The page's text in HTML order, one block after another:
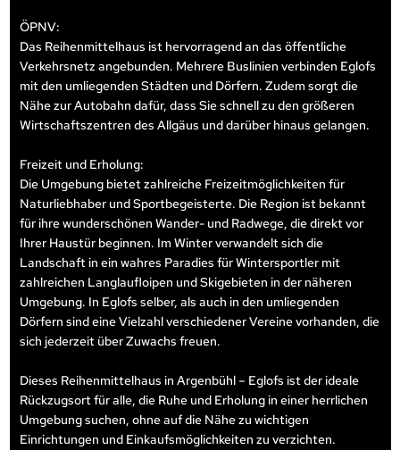
ÖPNV:
Das Reihenmittelhaus ist hervorragend an das öffentliche
Verkehrsnetz angebunden. Mehrere Buslinien verbinden Eglofs
mit den umliegenden Städten und Dörfern. Zudem sorgt die
Nähe zur Autobahn dafür, dass Sie schnell zu den größeren
Wirtschaftszentren des Allgäus und darüber hinaus gelangen.
Freizeit und Erholung:
Die Umgebung bietet zahlreiche Freizeitmöglichkeiten für
Naturliebhaber und Sportbegeisterte. Die Region ist bekannt
für ihre wunderschönen Wander- und Radwege, die direkt vor
Ihrer Haustür beginnen. Im Winter verwandelt sich die
Landschaft in ein wahres Paradies für Wintersportler mit
zahlreichen Langlaufloipen und Skigebieten in der näheren
Umgebung. In Eglofs selber, als auch in den umliegenden
Dörfern sind eine Vielzahl verschiedener Vereine vorhanden, die
sich jederzeit über Zuwachs freuen.
Dieses Reihenmittelhaus in Argenbühl – Eglofs ist der ideale
Rückzugsort für alle, die Ruhe und Erholung in einer herrlichen
Umgebung suchen, ohne auf die Nähe zu wichtigen
Einrichtungen und Einkaufsmöglichkeiten zu verzichten.